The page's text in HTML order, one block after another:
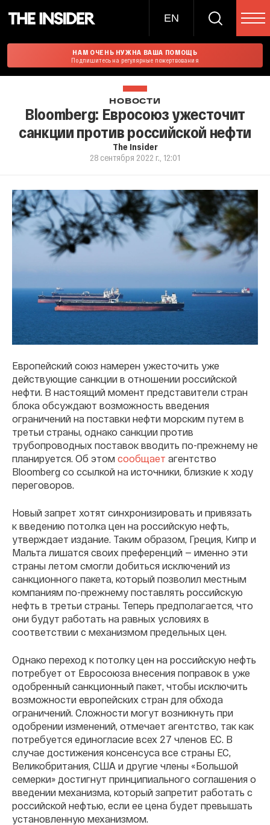
EN
НАМ ОЧЕНЬ НУЖНА ВАША ПОМОЩЬ
Подпишитесь на регулярные пожертвования
НОВОСТИ
Bloomberg: Евросоюз ужесточит
санкции против российской нефти
The Insider
28 сентября 2022 г., 12:01
Европейский союз намерен ужесточить уже
действующие санкции в отношении российской
нефти. В настоящий момент представители стран
блока обсуждают возможность введения
ограничений на поставки нефти морским путем в
третьи страны, однако санкции против
трубопроводных поставок вводить по-прежнему не
планируется. Об этом сообщает агентство
Bloomberg со ссылкой на источники, близкие к ходу
переговоров.
Новый запрет хотят синхронизировать и привязать
к введению потолка цен на российскую нефть,
утверждает издание. Таким образом, Греция, Кипр и
Мальта лишатся своих преференций — именно эти
страны летом смогли добиться исключений из
санкционного пакета, который позволил местным
компаниям по-прежнему поставлять российскую
нефть в третьи страны. Теперь предполагается, что
они будут работать на равных условиях в
соответствии с механизмом предельных цен.
Однако переход к потолку цен на российскую нефть
потребует от Евросоюза внесения поправок в уже
одобренный санкционный пакет, чтобы исключить
возможности европейских стран для обхода
ограничений. Сложности могут возникнуть при
одобрении изменений, отмечает агентство, так как
потребуется единогласие всех 27 членов ЕС. В
случае достижения консенсуса все страны ЕС,
Великобритания, США и другие члены «Большой
семерки» достигнут принципиального соглашения о
введении механизма, который запретит работать с
российской нефтью, если ее цена будет превышать
установленную механизмом.